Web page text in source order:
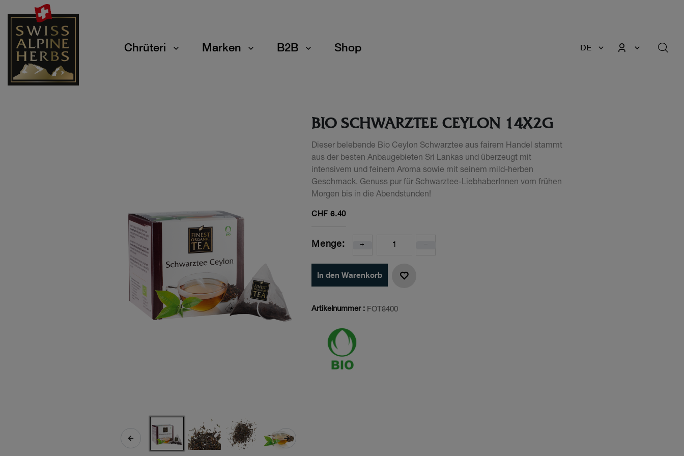
Chrüteri Marken B2B Shop DE
BIO SCHWARZTEE CEYLON 14X2G
Dieser belebende Bio Ceylon Schwarztee aus fairem Handel stammt
aus der besten Anbaugebieten Sri Lankas und überzeugt mit
intensivem und feinem Aroma sowie mit seinem mild-herben
Geschmack. Genuss pur für Schwarztee-LiebhaberInnen vom frühen
Morgen bis in die Abendstunden!
CHF6.40
Menge:
In den Warenkorb
Artikelnummer : FOT8400